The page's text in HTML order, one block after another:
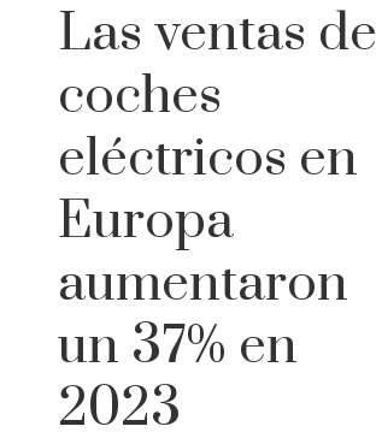
Las ventas de
coches
eléctricos en
Europa
aumentaron
un 37% en
2023